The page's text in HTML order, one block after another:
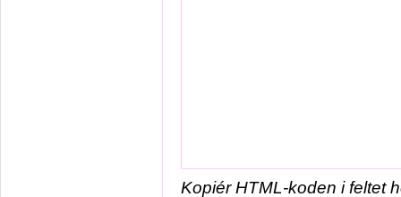
Kopiér HTML-koden i feltet